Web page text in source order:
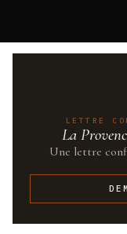
LETTRE
La
Une lettre